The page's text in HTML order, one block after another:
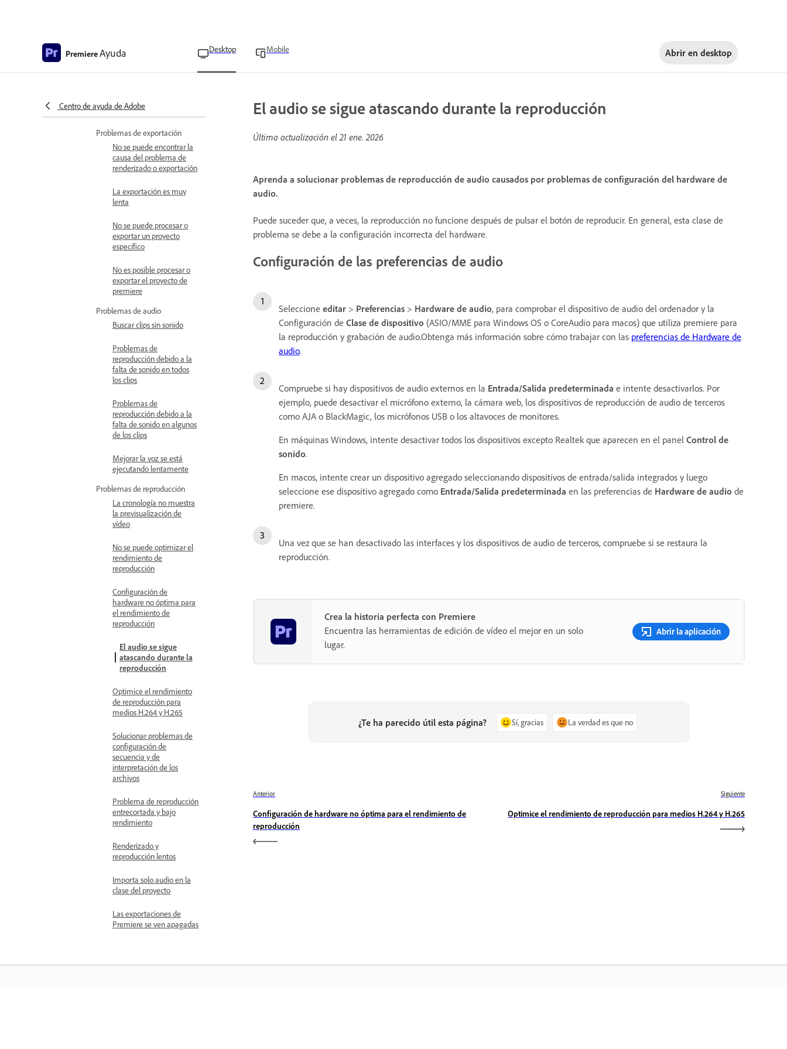
PremiereAyuda Desktop Mobile Abrir en desktop
Centro de ayuda de Adobe
Restaurar preferencias
configuración después de
actualizar Premiere
Problemas de exportación
No se puede encontrar la
causa del problema de
renderizado o exportación
La exportación es muy
lenta
No se puede procesar o
exportar un proyecto
específico
No es posible procesar o
exportar el proyecto de
premiere
Problemas de audio
Buscar clips sin sonido
Problemas de
reproducción debido a la
falta de sonido en todos
los clips
Problemas de
reproducción debido a la
falta de sonido en algunos
de los clips
Mejorar la voz se está
ejecutando lentamente
Problemas de reproducción
La cronología no muestra
la previsualización de
vídeo
No se puede optimizar el
rendimiento de
reproducción
Configuración de
hardware no óptima para
el rendimiento de
reproducción
El audio se sigue
atascando durante la
reproducción
Optimice el rendimiento
de reproducción para
medios H.264 y H.265
Solucionar problemas de
configuración de
secuencia y de
interpretación de los
archivos
Problema de reproducción
entrecortada y bajo
rendimiento
Renderizado y
reproducción lentos
Importa solo audio en la
clase del proyecto
Las exportaciones de
Premiere se ven apagadas
El audio se sigue atascando durante la reproducción
Última actualización el21 ene. 2026
Aprenda a solucionar problemas de reproducción de audio causados por problemas de configuración del hardware de
audio.
Puede suceder que, a veces, la reproducción no funcione después de pulsar el botón de reproducir. En general, esta clase de
problema se debe a la configuración incorrecta del hardware.
Configuración de las preferencias de audio
Seleccione editar > Preferencias > Hardware de audio, para comprobar el dispositivo de audio del ordenador y la
Configuración de Clase de dispositivo (ASIO/MME para Windows OS o CoreAudio para macos) que utiliza premiere para
la reproducción y grabación de audio.Obtenga más información sobre cómo trabajar con las preferencias de Hardware de
audio.
Compruebe si hay dispositivos de audio externos en la Entrada/Salida predeterminada e intente desactivarlos. Por
ejemplo, puede desactivar el micrófono externo, la cámara web, los dispositivos de reproducción de audio de terceros
como AJA o BlackMagic, los micrófonos USB o los altavoces de monitores.
En máquinas Windows, intente desactivar todos los dispositivos excepto Realtek que aparecen en el panel Control de
sonido.
En macos, intente crear un dispositivo agregado seleccionando dispositivos de entrada/salida integrados y luego
seleccione ese dispositivo agregado como Entrada/Salida predeterminada en las preferencias de Hardware de audio de
premiere.
Una vez que se han desactivado las interfaces y los dispositivos de audio de terceros, compruebe si se restaura la
reproducción.
Crea la historia perfecta con Premiere
Encuentra las herramientas de edición de vídeo el mejor en un solo
lugar.
Abrir la aplicación
¿Te ha parecido útil esta página? Sí, gracias La verdad es que no
Anterior
Configuración de hardware no óptima para el rendimiento de
reproducción
Siguiente
Optimice el rendimiento de reproducción para medios H.264 y H.265